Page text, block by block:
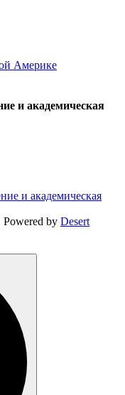
и академическая
by Desert